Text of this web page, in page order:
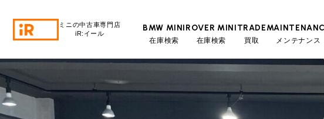
ミニの中古車専門店
iR:イール
BMW MINI
在庫検索
ROVER MINI
在庫検索
TRADE
買取
iRの買取が他社よ
メンテナンス
工場入庫
BMW MINI BMWミニ 在庫検索
ROVER MINI